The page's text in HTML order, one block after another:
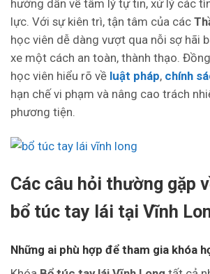
hướng dẫn về tâm lý tự tin, xử lý các
lực. Với sự kiên trì, tận tâm của các
học viên dễ dàng vượt qua nỗi sợ hãi
xe một cách an toàn, thành thạo.
học viên hiểu rõ về luật pháp, chính
hạn chế vi phạm và nâng cao trách
phương tiện.
Các câu hỏi thường gặp
bổ túc tay lái tại Vĩnh
Những ai phù hợp để tham gia khóa